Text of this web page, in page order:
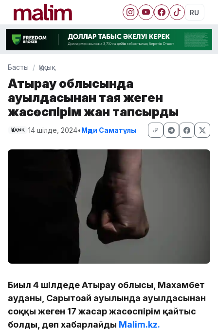
RU
Басты Құқық
Атырау облысында
ауылдасынан таяқ жеген
жасөспірім жан тапсырды
Құқық 14 шілде, 2024•Мәди Саматұлы
Биыл 4 шілдеде Атырау облысы, Махамбет
ауданы, Сарытоғай ауылында ауылдасынан
соққы жеген 17 жасар жасөспірім қайтыс
болды, деп хабарлайды Malim.kz.